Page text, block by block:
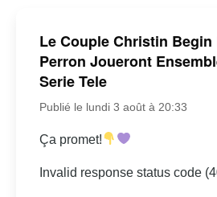
Le Couple Christin Begin
Perron Joueront
Serie Tele
Publié le lundi 3 août à 20:33
Ça promet!
Invalid response status code